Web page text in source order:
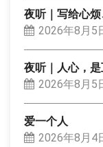
夜听｜写给心
2026年8月5
夜听｜人心，
2026年8月5
爱一个人
2026年8月4